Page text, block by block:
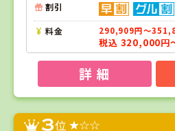
割引
料金 290,909円～
税込 320,000円
詳 細
3位